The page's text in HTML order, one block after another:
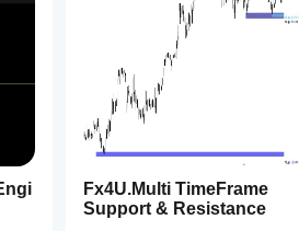
Fx4U.Multi TimeFrame
Support & Resistance